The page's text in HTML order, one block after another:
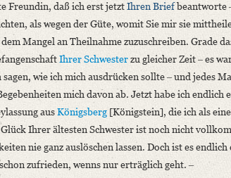
erschlossen.
Sächsische Landesbibliothek - Staats- und
Caroline von: Briefe aus der Frühromantik.
d. 18ten Jun. 1793.
Freundin, daß ich erst jetzt Ihren Brief beantworte
Freundin, daß ich erst jetztIhren Briefbeantworte
als wegen der Güte, womit Sie mir sie
Mangel an Theilnahme zuzuschreiben. Grade
Ihrer Schwesterzu gleicher Zeit ‒ es
wie ich mich ausdrücken sollte ‒ und jedes
mich davon ab. Jetzt habe ich
ausKönigsberg [Königstein], die ich als
Ihrer ältesten Schwester ist noch nicht
nie ganz auslöschen lassen. Doch ist es
zufrieden, wenns nur erträglich geht. ‒